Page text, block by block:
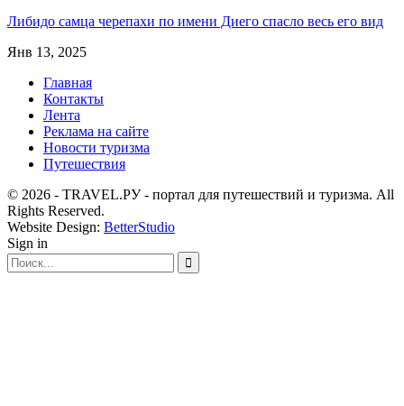
Либидо самца черепахи по имени Диего спасло весь его вид
Янв 13, 2025
Главная
Контакты
Лента
Реклама на сайте
Новости туризма
Путешествия
© 2026 - TRAVEL.РУ - портал для путешествий и туризма. All
Rights Reserved.
Website Design: BetterStudio
Sign in